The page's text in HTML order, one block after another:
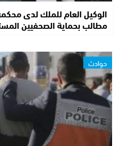
الوكيل العام للملك لدى
مطالب بحماية الصحفيين
حوادث